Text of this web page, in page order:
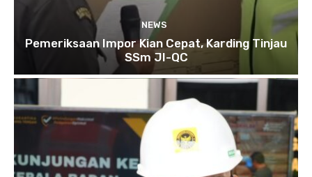
NEWS
Pemeriksaan Impor Kian Cepat, Karding Tinjau
SSm JI-QC